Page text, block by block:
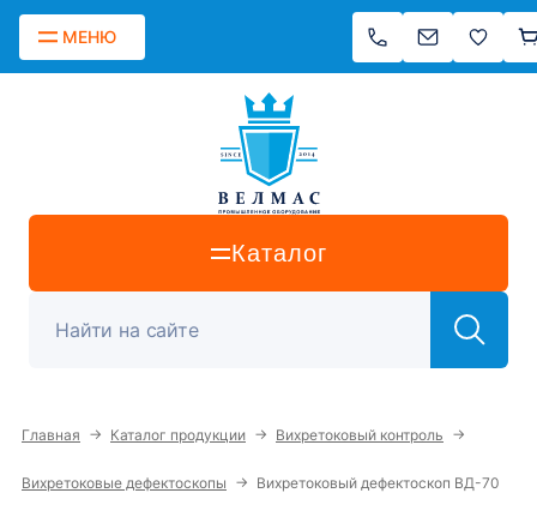
МЕНЮ
Каталог
Главная → Каталог продукции → Вихретоковый контроль →
Вихретоковые дефектоскопы → Вихретоковый дефектоскоп ВД-70